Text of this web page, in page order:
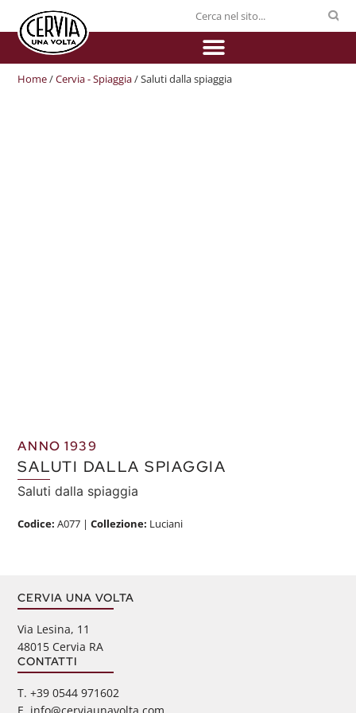
Home/Cervia - Spiaggia/ Saluti dalla spiaggia
ANNO 1939
SALUTI DALLA SPIAGGIA
Saluti dalla spiaggia
Codice:A077 |Collezione: Luciani
CERVIA UNA VOLTA
Via Lesina, 11
48015 Cervia RA
CONTATTI
‭T. +39 0544 971602